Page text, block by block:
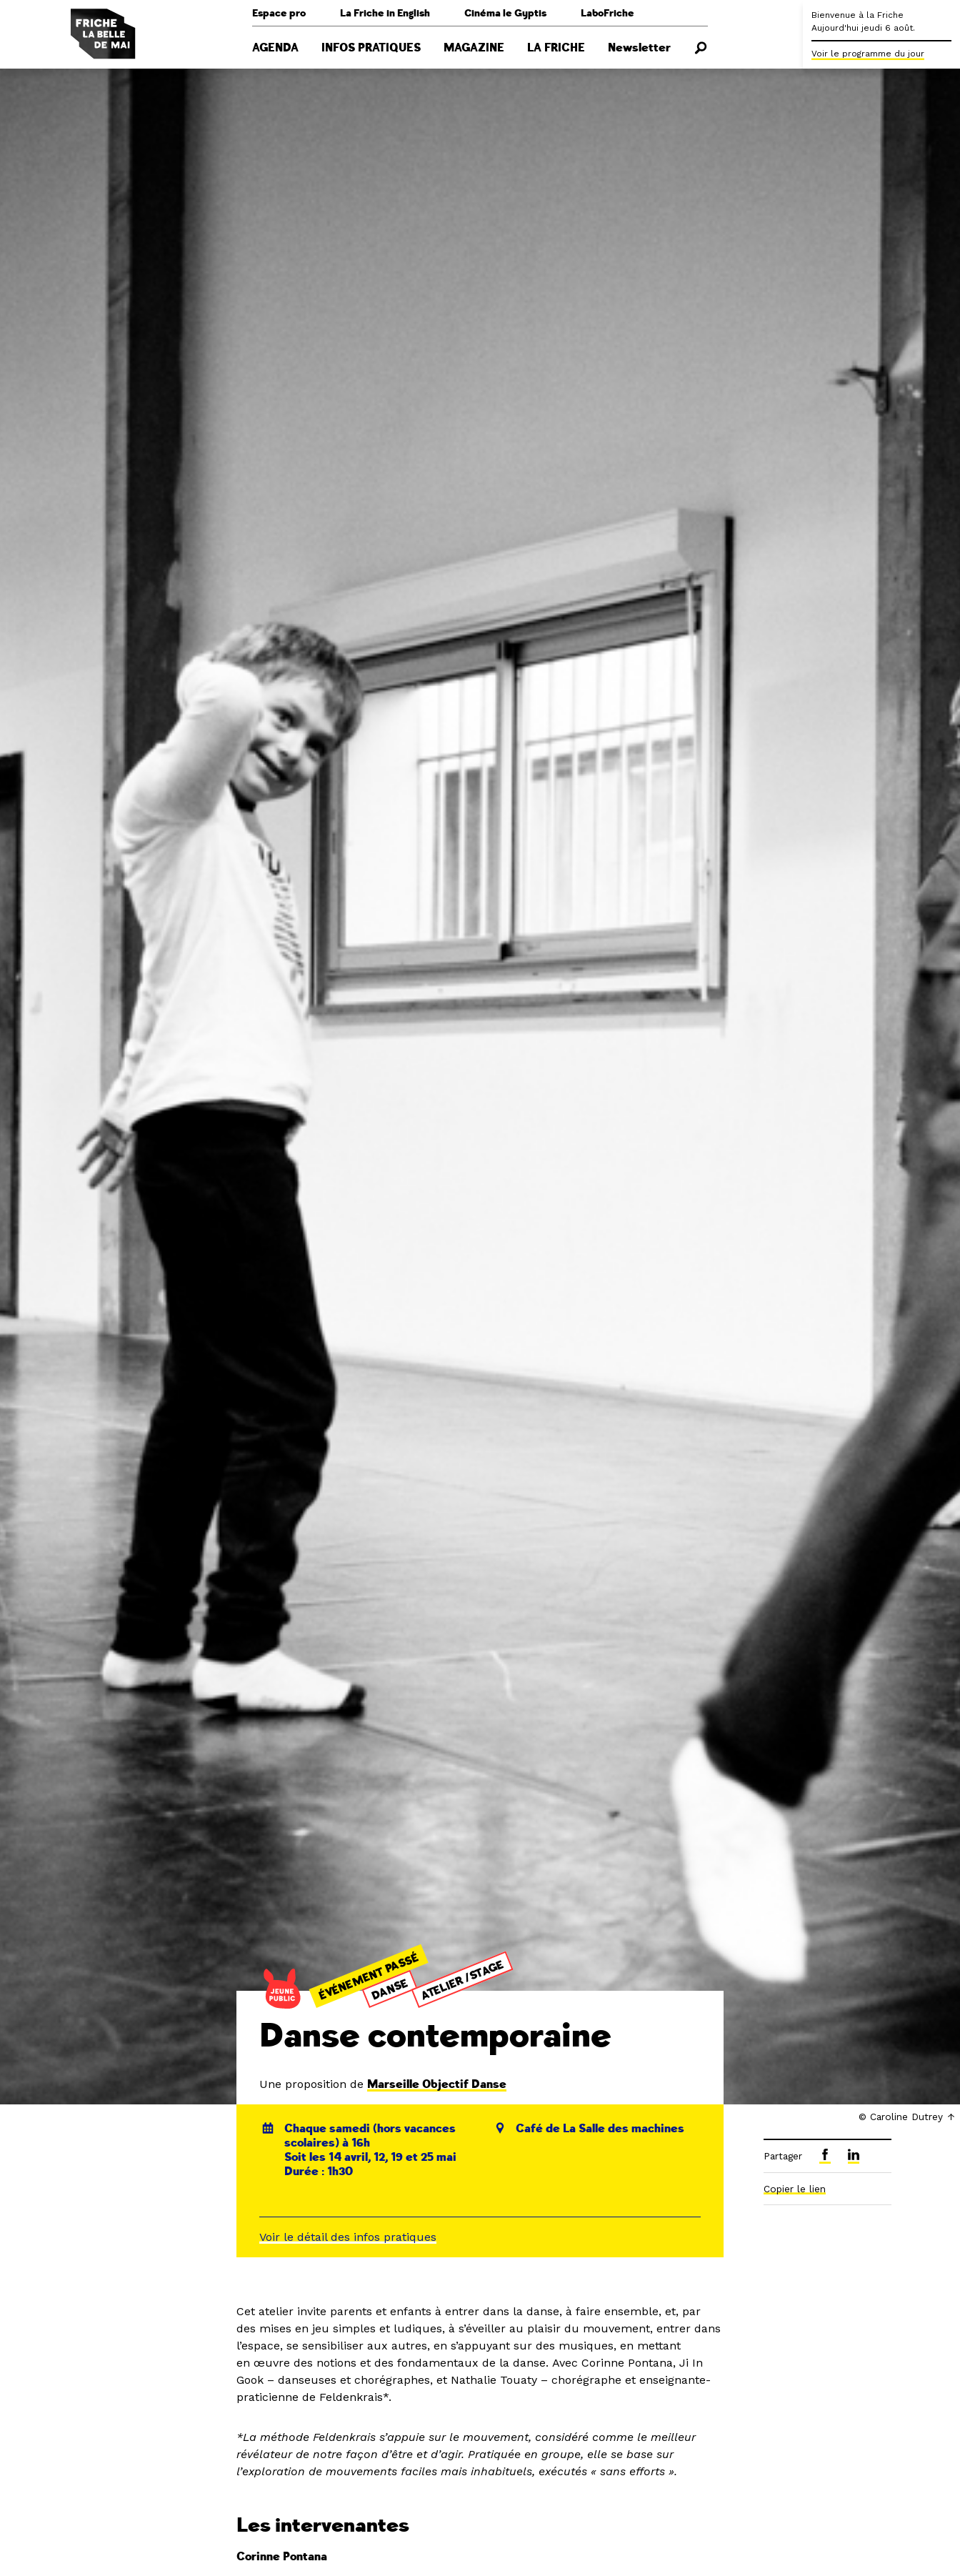
Espace pro La Friche in English Cinéma le Gyptis LaboFriche
AGENDA INFOS PRATIQUES MAGAZINE LA FRICHE Newsletter
Bienvenue à la Friche
Aujourd'hui jeudi 6 août.
Voir le programme du jour
© Caroline Dutrey
ÉVÉNEMENT PASSÉ
DANSE ATELIER /STAGE
Danse contemporaine
Une proposition de Marseille Objectif Danse
Chaque samedi (hors vacances
scolaires) à 16h
Soit les 14 avril, 12, 19 et 25 mai
Durée : 1h30
Café de La Salle des machines
Voir le détail des infos pratiques
Cet atelier invite parents et enfants à entrer dans la danse, à faire ensemble, et, par
des mises en jeu simples et ludiques, à s’éveiller au plaisir du mouvement, entrer dans
l’espace, se sensibiliser aux autres, en s’appuyant sur des musiques, en mettant
en œuvre des notions et des fondamentaux de la danse. Avec Corinne Pontana, Ji In
Gook – danseuses et chorégraphes, et Nathalie Touaty – chorégraphe et enseignante-
praticienne de Feldenkrais*.
*La méthode Feldenkrais s’appuie sur le mouvement, considéré comme le meilleur
révélateur de notre façon d’être et d’agir. Pratiquée en groupe, elle se base sur
l’exploration de mouvements faciles mais inhabituels, exécutés « sans efforts ».
Les intervenantes
Corinne Pontana
Partager
Copier le lien
Panneau de gestion des cookies